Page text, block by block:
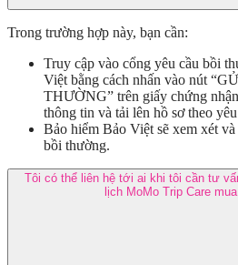
Trong trường hợp này, bạn cần:
Truy cập vào cổng yêu cầu bồi
Việt bằng cách nhấn vào nút
THƯỜNG” trên giấy chứng
thông tin và tải lên hồ sơ theo
Bảo hiểm Bảo Việt sẽ xem xét
bồi thường.
Tôi có thể liên hệ tới ai khi tôi cần tư
lịch MoMo Trip Care